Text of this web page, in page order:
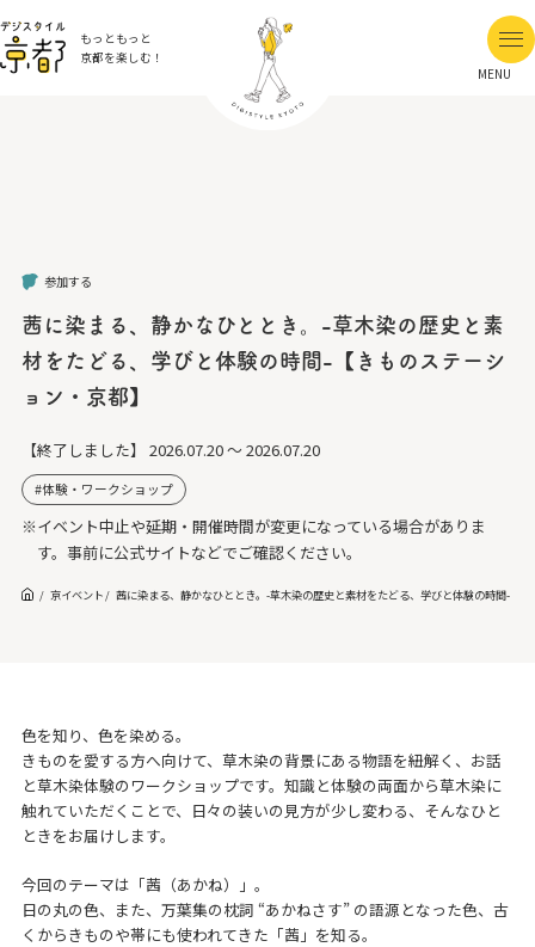
もっともっと
京都を楽しむ！
MENU
参加する
茜に染まる、静かなひととき。-草木染の歴史と素
材をたどる、学びと体験の時間-【きものステーシ
ョン・京都】
【終了しました】 2026.07.20 ～ 2026.07.20
体験・ワークショップ
※イベント中止や延期・開催時間が変更になっている場合がありま
す。事前に公式サイトなどでご確認ください。
京イベント 茜に染まる、静かなひととき。-草木染の歴史と素材をたどる、学びと体験の時間-【
色を知り、色を染める。
きものを愛する方へ向けて、草木染の背景にある物語を紐解く、お話
と草木染体験のワークショップです。知識と体験の両面から草木染に
触れていただくことで、日々の装いの見方が少し変わる、そんなひと
ときをお届けします。
今回のテーマは「茜（あかね）」。
日の丸の色、また、万葉集の枕詞 “あかねさす” の語源となった色、古
くからきものや帯にも使われてきた「茜」を知る。